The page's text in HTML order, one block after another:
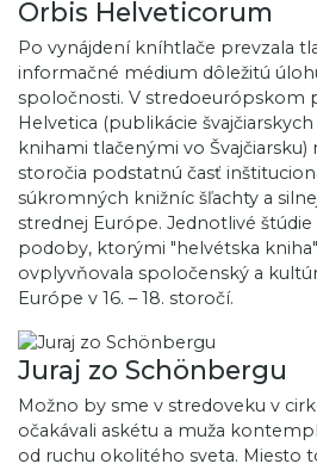
Orbis Helveticorum
Po vynájdení kníhtlače prevzala
informačné médium dôležitú
spoločnosti. V stredoeurópskom
Helvetica (publikácie
knihami tlačenými vo Švajčiarsku)
storočia podstatnú časť
súkromných knižníc šľachty a
strednej Európe. Jednotlivé
podoby, ktorými "helvétska
ovplyvňovala spoločenský a
Európe v 16. – 18. storočí.
Juraj zo Schönbergu
Možno by sme v stredoveku v
očakávali askétu a muža
od ruchu okolitého sveta. Miesto